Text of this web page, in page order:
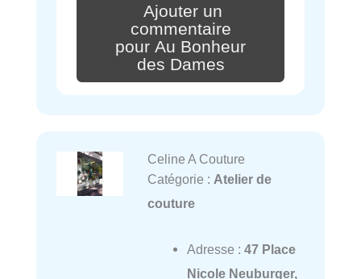
Ajouter un
commentaire
pour Au Bonheur
des Dames
Celine A Couture
Catégorie : Atelier de
couture
Adresse : 47 Place
Nicole Neuburger,